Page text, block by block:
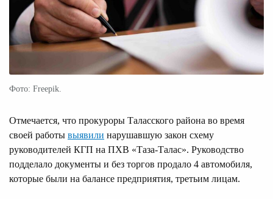
Фото: Freepik.
Отмечается, что прокуроры Таласского района во время
своей работы выявили нарушавшую закон схему
руководителей КГП на ПХВ «Таза-Талас». Руководство
подделало документы и без торгов продало 4 автомобиля,
которые были на балансе предприятия, третьим лицам.